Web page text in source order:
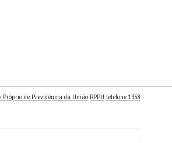
Próprio de Previdência da União RPPU telefone 1358